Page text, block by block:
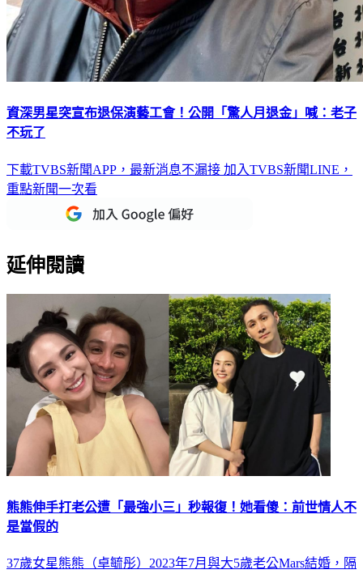
資深男星突宣布退保演藝工會！公開「驚人月退金」喊：老子
不玩了
下載TVBS新聞APP，最新消息不漏接 加入TVBS新聞LINE，
重點新聞一次看
延伸閱讀
熊熊伸手打老公遭「最強小三」秒報復！她看傻：前世情人不
是當假的
37歲女星熊熊（卓毓彤）2023年7月與大5歲老公Mars結婚，隔